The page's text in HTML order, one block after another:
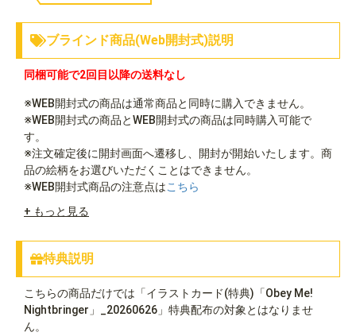
ブラインド商品(Web開封式)説明
同梱可能で2回目以降の送料なし
※WEB開封式の商品は通常商品と同時に購入できません。
※WEB開封式の商品とWEB開封式の商品は同時購入可能で
す。
※注文確定後に開封画面へ遷移し、開封が開始いたします。商
品の絵柄をお選びいただくことはできません。
※WEB開封式商品の注意点はこちら
+ もっと見る
特典説明
こちらの商品だけでは「イラストカード(特典)「Obey Me!
Nightbringer」_20260626」特典配布の対象とはなりませ
ん。